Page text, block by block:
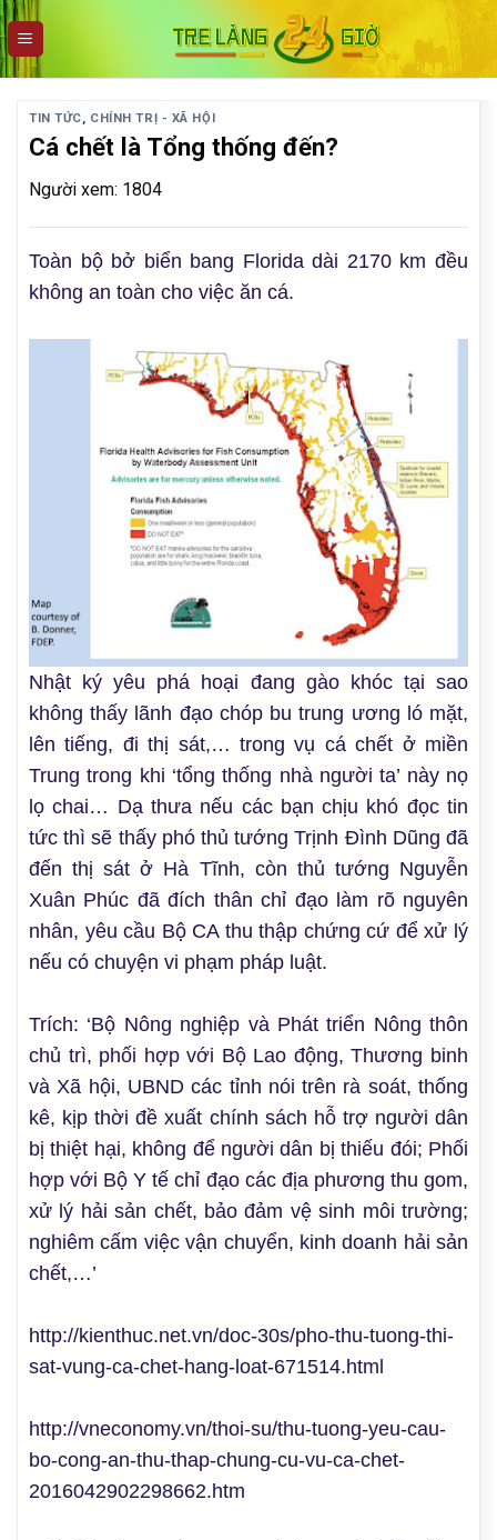
Skip
to
content
TIN TỨC, CHÍNH TRỊ - XÃ HỘI
Cá chết là Tổng thống đến?
Người xem: 1804
Toàn bộ bở biển bang Florida dài 2170 km đều
không an toàn cho việc ăn cá.
Nhật ký yêu phá hoại đang gào khóc tại sao
không thấy lãnh đạo chóp bu trung ương ló mặt,
lên tiếng, đi thị sát,… trong vụ cá chết ở miền
Trung trong khi ‘tổng thống nhà người ta’ này nọ
lọ chai… Dạ thưa nếu các bạn chịu khó đọc tin
tức thì sẽ thấy phó thủ tướng Trịnh Đình Dũng đã
đến thị sát ở Hà Tĩnh, còn thủ tướng Nguyễn
Xuân Phúc đã đích thân chỉ đạo làm rõ nguyên
nhân, yêu cầu Bộ CA thu thập chứng cứ để xử lý
nếu có chuyện vi phạm pháp luật.
Trích: ‘Bộ Nông nghiệp và Phát triển Nông thôn
chủ trì, phối hợp với Bộ Lao động, Thương binh
và Xã hội, UBND các tỉnh nói trên rà soát, thống
kê, kịp thời đề xuất chính sách hỗ trợ người dân
bị thiệt hại, không để người dân bị thiếu đói; Phối
hợp với Bộ Y tế chỉ đạo các địa phương thu gom,
xử lý hải sản chết, bảo đảm vệ sinh môi trường;
nghiêm cấm việc vận chuyển, kinh doanh hải sản
chết,…’
http://kienthuc.net.vn/doc-30s/pho-thu-tuong-thi-
sat-vung-ca-chet-hang-loat-671514.html
http://vneconomy.vn/thoi-su/thu-tuong-yeu-cau-
bo-cong-an-thu-thap-chung-cu-vu-ca-chet-
2016042902298662.htm